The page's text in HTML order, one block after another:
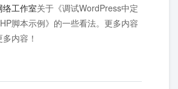
络工作室关于《调试WordPress中定
脚本示例》的一些看法。更多内容
内容！